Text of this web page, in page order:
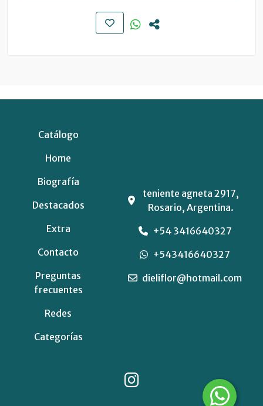
Catálogo
Home
Biografía
Destacados
Extra
Contacto
Preguntas
frecuentes
Redes
Categorías
teniente agneta 2917,
Rosario, Argentina.
+54 3416640327
+543416640327
dieliflor@hotmail.com